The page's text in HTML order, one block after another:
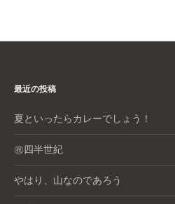
最近の投稿
夏といったらカレーでしょう！
㊗️四半世紀
やはり、山なのであろう